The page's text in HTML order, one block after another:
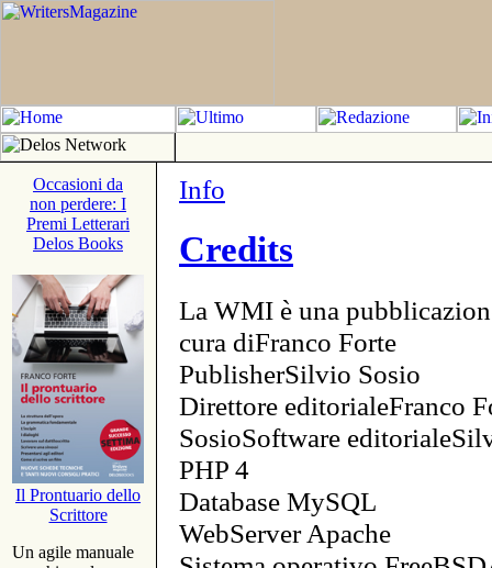
Occasioni da
non perdere: I
Premi Letterari
Delos Books
Il Prontuario dello
Scrittore
Un agile manuale
Info
Credits
La WMI è una
cura diFranco Forte
PublisherSilvio Sosio
Direttore editorialeFranco
SosioSoftware
PHP 4
Database MySQL
WebServer Apache